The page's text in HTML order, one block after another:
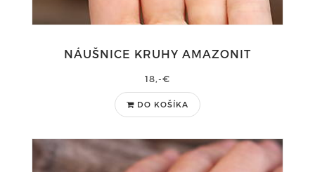
NÁUŠNICE KRUHY AMAZONIT
18,-€
DO KOŠÍKA